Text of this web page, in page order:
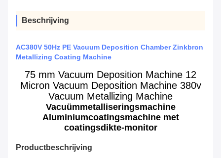
Beschrijving
AC380V 50Hz PE Vacuum Deposition Chamber Zinkbron
Metallizing Coating Machine
75 mm Vacuum Deposition Machine 12
Micron Vacuum Deposition Machine 380v
Vacuum Metallizing Machine
Vacuümmetalliseringsmachine
Aluminiumcoatingsmachine met
coatingsdikte-monitor
Productbeschrijving